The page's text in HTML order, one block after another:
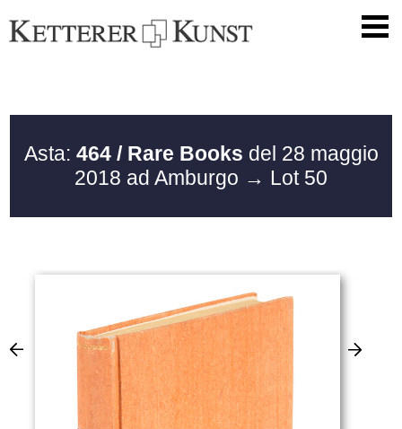
Asta: 464 / Rare Books del 28 maggio
2018 ad Amburgo → Lot 50